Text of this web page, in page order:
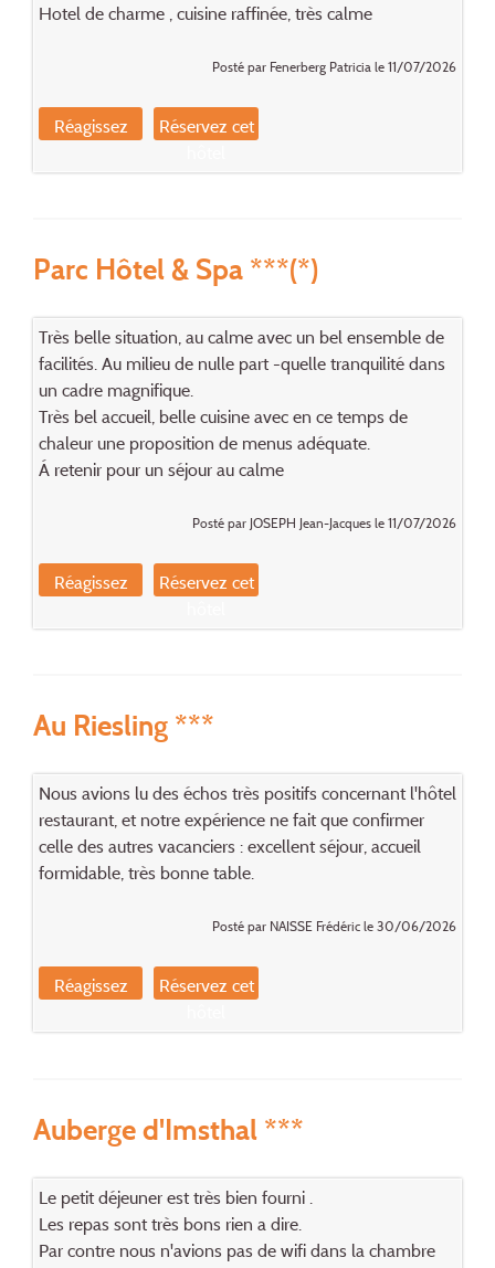
Hotel de charme , cuisine raffinée, très calme
Posté par Fenerberg Patricia le 11/07/2026
Réagissez
Réservez cet
Parc Hôtel & Spa ***(*)
Très belle situation, au calme avec un bel ensemble de
facilités. Au milieu de nulle part -quelle tranquilité dans
un cadre magnifique.
Très bel accueil, belle cuisine avec en ce temps de
chaleur une proposition de menus adéquate.
Á retenir pour un séjour au calme
Posté par JOSEPH Jean-Jacques le 11/07/2026
Réagissez
Réservez cet
Au Riesling ***
Nous avions lu des échos très positifs concernant l'hôtel
restaurant, et notre expérience ne fait que confirmer
celle des autres vacanciers : excellent séjour, accueil
formidable, très bonne table.
Posté par NAISSE Frédéric le 30/06/2026
Réagissez
Réservez cet
Auberge d'Imsthal ***
Le petit déjeuner est très bien fourni .
Les repas sont très bons rien a dire.
Par contre nous n'avions pas de wifi dans la chambre